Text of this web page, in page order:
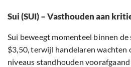
Sui (SUI) – Vasthouden aan
Sui beweegt momenteel binnen
$3,50, terwijl handelaren wachten
niveaus standhouden